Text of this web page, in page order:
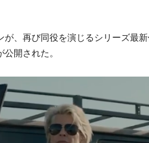
、再び同役を演じるシリーズ最
開された。